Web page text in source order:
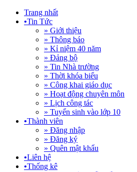
Trang nhất
•Tin Tức
» Giới thiệu
» Thông báo
» Kỉ niệm 40 năm
» Đảng bộ
» Tin Nhà trường
» Thời khóa biểu
» Công khai giáo dục
» Hoạt động chuyên môn
» Lịch công tác
» Tuyển sinh vào lớp 10
•Thành viên
» Đăng nhập
» Đăng ký
» Quên mật khẩu
•Liên hệ
•Thống kê